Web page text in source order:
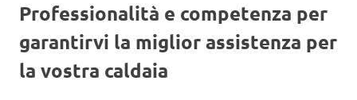
Professionalità e competenza per
garantirvi la miglior assistenza per
la vostra caldaia